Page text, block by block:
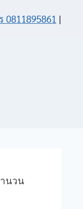
0811895861 |
นวน